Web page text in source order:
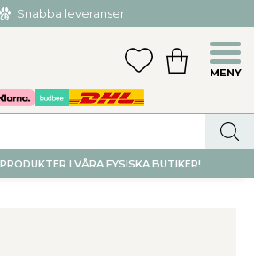
Snabba leveranser
i butiken i Tumba eller Huddinge C
FAVORITER
KUNDVAGN
I VÅRA FYSISKA BUTIKER!